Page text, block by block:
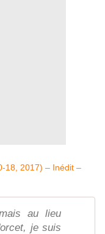
au lieu
je suis